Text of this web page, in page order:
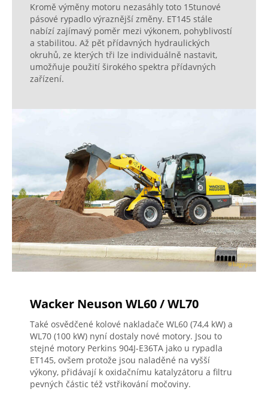
Kromě výměny motoru nezasáhly toto 15tunové
pásové rypadlo výraznější změny. ET145 stále
nabízí zajímavý poměr mezi výkonem, pohyblivostí
a stabilitou. Až pět přídavných hydraulických
okruhů, ze kterých tři lze individuálně nastavit,
umožňuje použití širokého spektra přídavných
zařízení.
Wacker Neuson WL60 / WL70
Také osvědčené kolové nakladače WL60 (74,4 kW) a
WL70 (100 kW) nyní dostaly nové motory. Jsou to
stejné motory Perkins 904J-E36TA jako u rypadla
ET145, ovšem protože jsou naladěné na vyšší
výkony, přidávají k oxidačnímu katalyzátoru a filtru
pevných částic též vstřikování močoviny.